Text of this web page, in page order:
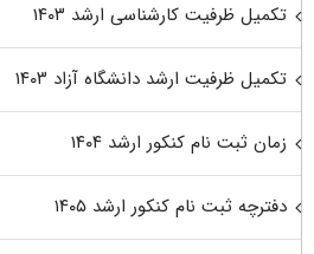
تکمیل ظرفیت کارشناسی ارشد ۱۴۰۳
تکمیل ظرفیت ارشد دانشگاه آزاد ۱۴۰۳
زمان ثبت نام کنکور ارشد ۱۴۰۴
دفترچه ثبت نام کنکور ارشد ۱۴۰۵